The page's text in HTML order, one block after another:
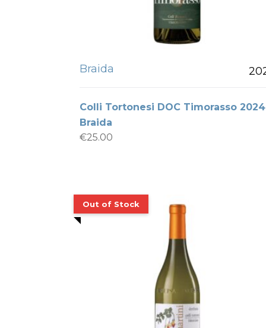
Braida
Colli Tortonesi DOC Timorasso 2024
Braida
€25.00